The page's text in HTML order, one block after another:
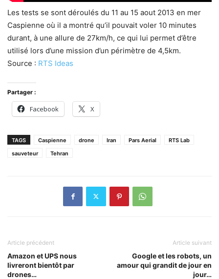
Les tests se sont déroulés du 11 au 15 aout 2013 en mer
Caspienne où il a montré qu’il pouvait voler 10 minutes
durant, à une allure de 27km/h, ce qui lui permet d’être
utilisé lors d’une mission d’un périmètre de 4,5km.
Source : RTS Ideas
Partager :
Facebook X
TAGS Caspienne drone Iran Pars Aerial
RTS Lab
sauveteur
Tehran
Article précédent
Amazon et UPS nous
livreront bientôt par
drones…
Article suivant
Google et les robots, un
amour qui grandit de jour en
jour…